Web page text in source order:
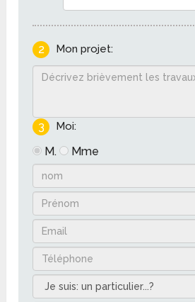
2 Mon projet:
3 Moi:
M. Mme